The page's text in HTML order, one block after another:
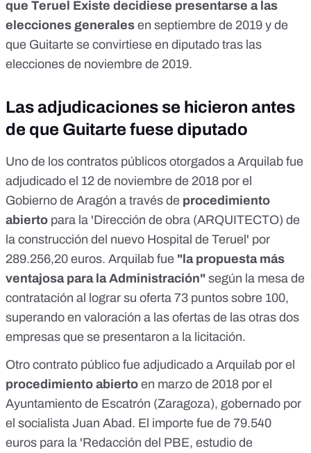
unas obras para &eacute;l y para su mujer que
tambi&eacute;n es arquitecto.<br /> Arquilab, empresa de
Tom&aacute;s Guitarte, cobra 10.000&euro;/mes por el
alquiler de un edificio para la Agencia Valenciana Antifraude
en Valencia gobernada por el PSPV-PSOE. Su mujer,
un proyecto hospitalario en Teruel que depende de la
Diputaci&oacute;n General de Arag&oacute;n,
tambi&eacute;n gobernada por el PSOE. No pierdas el
tiempo. P&aacute;salo<br /> Comentaban que
hab&iacute;a recibido muy sustanciosas cantidades del
pesoe aragon&eacute;s y valenciano...</p> <p>--------------
--</p> <p>El diputado de Teruel existe va a dar su S&iacute;
a S&aacute;nchez por: un contrato para su mujer arquitecta
de m&aacute;s de 300.000 euros en el hospital de Teruel y
para el, m&aacute;s de 800.000 euros para su empresa. Y
la pregunta es: &iquest;y que hay para sus paisanos que
inocentemente le han votado?: pues que las taquillas de
Renfe se queden seis meses m&aacute;s y
repoblaci&oacute;n (me carcajeo)<br /> Esto es la
Espa&ntilde;a sin honor ?Difundid este mensaje.<br />
Empezamos pronto, hay algo?<br /> Varias
administraciones p&uacute;blicas gobernadas por el PSOE
adjudicaron por valor de 426.950&euro; a la empresa
Tom&aacute;s Guitarte)99<br /> Seg&uacute;n
OK.Diario<br /> La pareja &nbsp;se llama Mar&iacute;a
Nieves S&aacute;nchez Esteban.<br /> Arquitecta.<br />
Por la D.O construcci&oacute;n nuevo hospital de Teruel.
350.000&euro;</p>
que Teruel Existe decidiese presentarse a las
elecciones generales en septiembre de 2019 y de
que Guitarte se convirtiese en diputado tras las
elecciones de noviembre de 2019.
Las adjudicaciones se hicieron antes
de que Guitarte fuese diputado
Uno de los contratos públicos otorgados a Arquilab fue
adjudicado el 12 de noviembre de 2018 por el
Gobierno de Aragón a través de procedimiento
abierto para la 'Dirección de obra (ARQUITECTO) de
la construcción del nuevo Hospital de Teruel' por
289.256,20 euros. Arquilab fue "la propuesta más
ventajosa para la Administración" según la mesa de
contratación al lograr su oferta 73 puntos sobre 100,
superando en valoración a las ofertas de las otras dos
empresas que se presentaron a la licitación.
Otro contrato público fue adjudicado a Arquilab por el
procedimiento abierto en marzo de 2018 por el
Ayuntamiento de Escatrón (Zaragoza), gobernado por
el socialista Juan Abad. El importe fue de 79.540
euros para la 'Redacción del PBE, estudio de